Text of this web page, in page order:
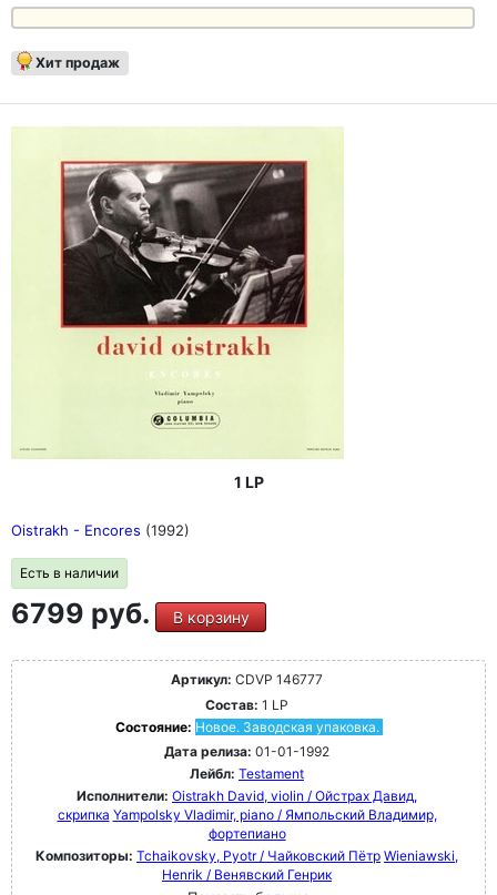
Хит продаж
1 LP
Oistrakh - Encores (1992)
Есть в наличии
6799 руб. В корзину
Артикул: CDVP 146777
Состав: 1 LP
Состояние: Новое. Заводская упаковка.
Дата релиза: 01-01-1992
Лейбл: Testament
Исполнители: Oistrakh David, violin / Ойстрах Давид,
скрипка Yampolsky Vladimir, piano / Ямпольский Владимир,
фортепиано
Композиторы: Tchaikovsky, Pyotr / Чайковский Пётр Wieniawski,
Henrik / Венявский Генрик